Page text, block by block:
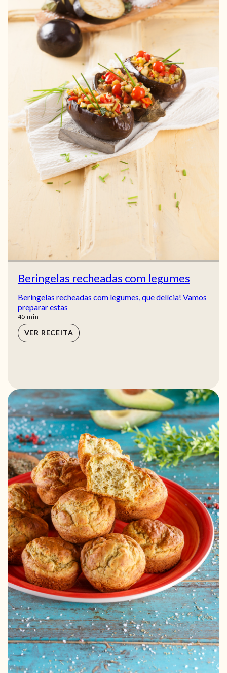
Beringelas recheadas com legumes
Beringelas recheadas com legumes, que delícia! Vamos
preparar estas
45 min
min
VER RECEITA